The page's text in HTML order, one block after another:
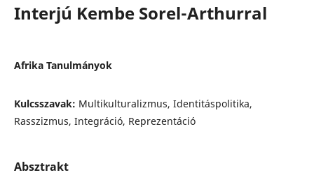
Interjú Kembe Sorel-Arthurral
Afrika Tanulmányok
Kulcsszavak: Multikulturalizmus, Identitáspolitika,
Rasszizmus, Integráció, Reprezentáció
Absztrakt